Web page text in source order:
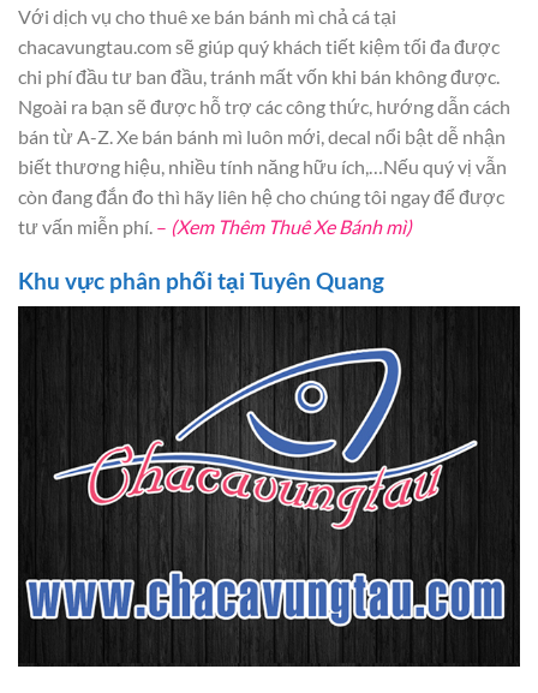
Với dịch vụ cho thuê xe bán bánh mì chả cá tại
chacavungtau.com sẽ giúp quý khách tiết kiệm tối đa được
chi phí đầu tư ban đầu, tránh mất vốn khi bán không được.
Ngoài ra bạn sẽ được hỗ trợ các công thức, hướng dẫn cách
bán từ A-Z. Xe bán bánh mì luôn mới, decal nổi bật dễ nhận
biết thương hiệu, nhiều tính năng hữu ích,…Nếu quý vị vẫn
còn đang đắn đo thì hãy liên hệ cho chúng tôi ngay để được
tư vấn miễn phí. – (Xem Thêm Thuê Xe Bánh mì)
Khu vực phân phối tại Tuyên Quang